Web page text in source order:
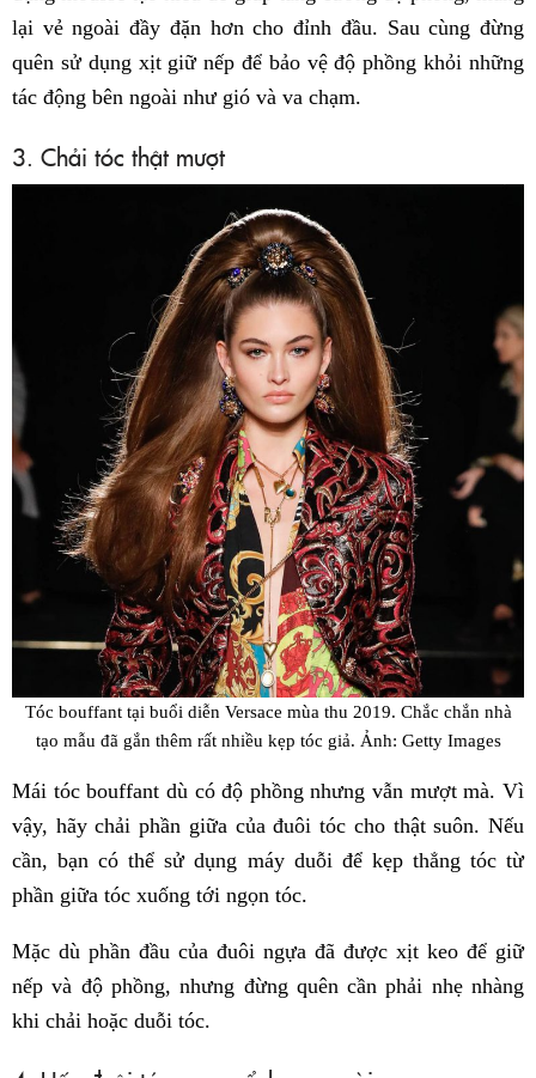
lại vẻ ngoài đầy đặn hơn cho đỉnh đầu. Sau cùng đừng
quên sử dụng xịt giữ nếp để bảo vệ độ phồng khỏi những
tác động bên ngoài như gió và va chạm.
3. Chải tóc thật mượt
Tóc bouffant tại buổi diễn Versace mùa thu 2019. Chắc chắn nhà
tạo mẫu đã gắn thêm rất nhiều kẹp tóc giả. Ảnh: Getty Images
Mái tóc bouffant dù có độ phồng nhưng vẫn mượt mà. Vì
vậy, hãy chải phần giữa của đuôi tóc cho thật suôn. Nếu
cần, bạn có thể sử dụng máy duỗi để kẹp thẳng tóc từ
phần giữa tóc xuống tới ngọn tóc.
Mặc dù phần đầu của đuôi ngựa đã được xịt keo để giữ
nếp và độ phồng, nhưng đừng quên cần phải nhẹ nhàng
khi chải hoặc duỗi tóc.